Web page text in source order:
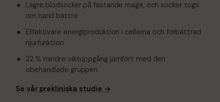
Lägre blodsocker på fastande mage, och socker togs
om hand bättre
Effektivare energiproduktion i cellerna och förbättrad
njurfunktion
22 % mindre viktuppgång jämfört med den
obehandlade gruppen
Se vår prekliniska studie →